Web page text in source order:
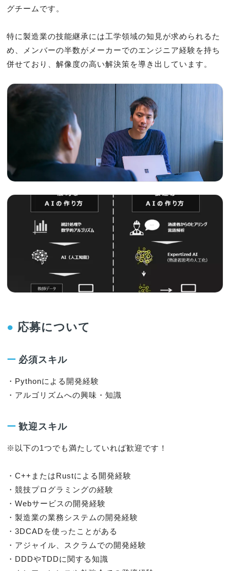
グチームです。
特に製造業の技能継承には工学領域の知見が求められるた
め、メンバーの半数がメーカーでのエンジニア経験を持ち
併せており、解像度の高い解決策を導き出しています。
● 応募について
ー 必須スキル
・Pythonによる開発経験
・アルゴリズムへの興味・知識
ー 歓迎スキル
※以下の1つでも満たしていれば歓迎です！
・C++またはRustによる開発経験
・競技プログラミングの経験
・Webサービスの開発経験
・製造業の業務システムの開発経験
・3DCADを使ったことがある
・アジャイル、スクラムでの開発経験
・DDDやTDDに関する知識